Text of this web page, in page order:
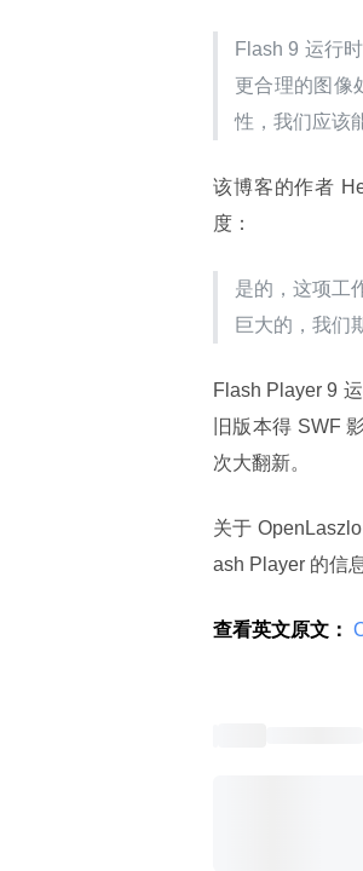
Flash 9 运行
更合理的图像
性，我们应该
该博客的作者
度：
是的，这项工
巨大的，我们
Flash Player 9
旧版本得 SWF
次大翻新。
关于
ash Player 的信
查看英文原文：